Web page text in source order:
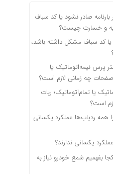
بارنامه صادر نشود یا کد سباف
و خسارت چیست؟
یا کد سباف مشکل داشته باشد،
پرس نیمه‌اتوماتیک یا
صفحات چه زمانی لازم است؟
یا تمام‌اتوماتیک؛ ربات
است؟
همه ردیاب‌ها عملکرد یکسانی
یکسانی ندارند؟
بفهمیم شمع خودرو نیاز به